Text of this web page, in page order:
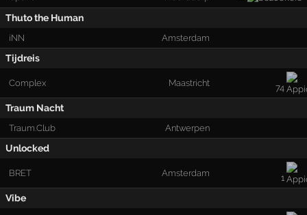
Thuto the Human
iNN Amsterdam
Tijdreis
Complex Maastricht 74
Traum Nacht
Traum.Club Antwerpen
Unlocked
BRET Amsterdam 1
Vibe